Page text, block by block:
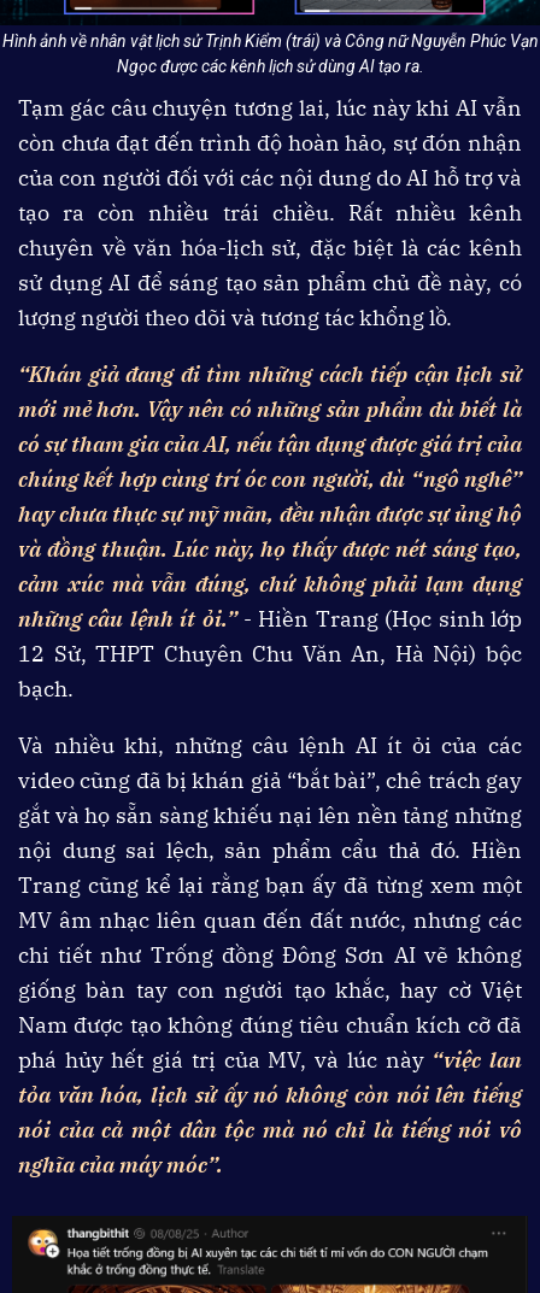
Hình ảnh về nhân vật lịch sử Trịnh Kiểm (trái) và Công nữ Nguyễn Phúc Vạn
Ngọc được các kênh lịch sử dùng AI tạo ra.
Tạm gác câu chuyện tương lai, lúc này khi AI vẫn
còn chưa đạt đến trình độ hoàn hảo, sự đón nhận
của con người đối với các nội dung do AI hỗ trợ và
tạo ra còn nhiều trái chiều. Rất nhiều kênh
chuyên về văn hóa-lịch sử, đặc biệt là các kênh
sử dụng AI để sáng tạo sản phẩm chủ đề này, có
lượng người theo dõi và tương tác khổng lồ.
“Khán giả đang đi tìm những cách tiếp cận lịch sử
mới mẻ hơn. Vậy nên có những sản phẩm dù biết là
có sự tham gia của AI, nếu tận dụng được giá trị của
chúng kết hợp cùng trí óc con người, dù “ngô nghê”
hay chưa thực sự mỹ mãn, đều nhận được sự ủng hộ
và đồng thuận. Lúc này, họ thấy được nét sáng tạo,
cảm xúc mà vẫn đúng, chứ không phải lạm dụng
những câu lệnh ít ỏi.” - Hiền Trang (Học sinh lớp
12 Sử, THPT Chuyên Chu Văn An, Hà Nội) bộc
bạch.
Và nhiều khi, những câu lệnh AI ít ỏi của các
video cũng đã bị khán giả “bắt bài”, chê trách gay
gắt và họ sẵn sàng khiếu nại lên nền tảng những
nội dung sai lệch, sản phẩm cẩu thả đó. Hiền
Trang cũng kể lại rằng bạn ấy đã từng xem một
MV âm nhạc liên quan đến đất nước, nhưng các
chi tiết như Trống đồng Đông Sơn AI vẽ không
giống bàn tay con người tạo khắc, hay cờ Việt
Nam được tạo không đúng tiêu chuẩn kích cỡ đã
phá hủy hết giá trị của MV, và lúc này “việc lan
tỏa văn hóa, lịch sử ấy nó không còn nói lên tiếng
nói của cả một dân tộc mà nó chỉ là tiếng nói vô
nghĩa của máy móc”.